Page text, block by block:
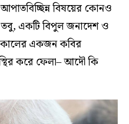
বিষয়ের কোনও
তবু, একটি বিপুল জনাদেশ ও
একজন কবির
স্থির করে ফেলা– আদৌ কি